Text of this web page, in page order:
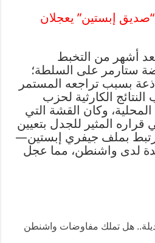
“صديق إبستين” يعجلان
أشهر من التخبط
ستارمر على السلطة؛
بسبب تراجعه المستمر
الكارثية لحزب
المحلية، وكان القشة التي
المثير للجدل بتعيين
بملف جيفري إبستين—
لدى واشنطن، مما عجل
هل تملك مفاوضات واشنطن